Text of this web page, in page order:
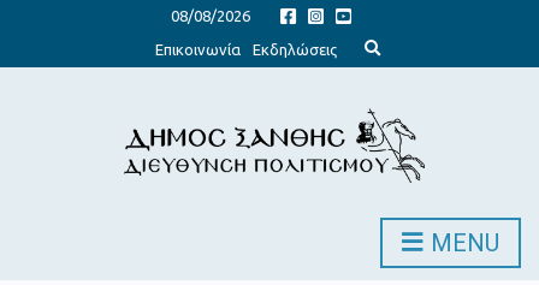
08/08/2026
Επικοινωνία
Εκδηλώσεις
x
d
s
e
c
o
MENU